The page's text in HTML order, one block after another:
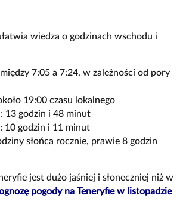
wiedza o godzinach wschodu i
7:05 a 7:24, w zależności od pory
19:00 czasu lokalnego
13 godzin i 48 minut
10 godzin i 11 minut
słońca rocznie, prawie 8 godzin
jest dużo jaśniej i słoneczniej niż w
pogody na Teneryfie w listopadzie